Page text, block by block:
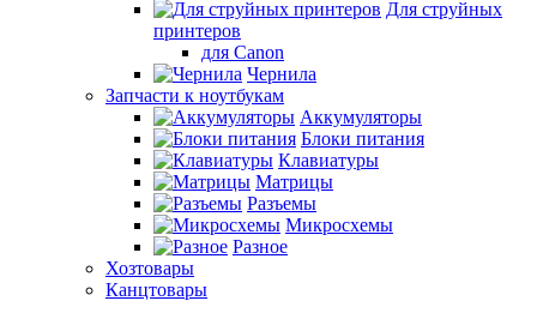
Для струйных
принтеров
для Canon
Чернила
Запчасти к ноутбукам
Аккумуляторы
Блоки питания
Клавиатуры
Матрицы
Разъемы
Микросхемы
Разное
Хозтовары
Канцтовары